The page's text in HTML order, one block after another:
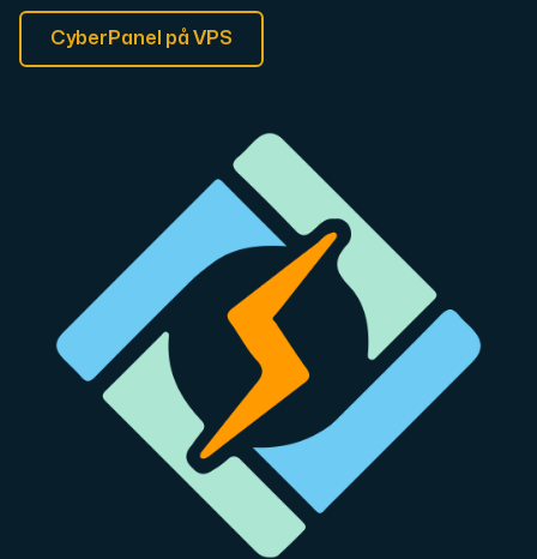
CyberPanel på VPS